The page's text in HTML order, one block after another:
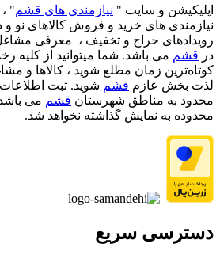
اپلیکیشن و سایت " نیازمندی های قشم"
نیازمندی های خرید و فروش کالاهای نو
رویدادهای حراج و تخفیف ، معرفی
در قشم می باشد. شما میتوانید از کلیه
کوتاه‌ترین زمان مطلع شوید ، کالاها و
لذت بخش عازم قشم شوید. ثبت
محدود به مناطق شهرستان قشم می
محدوده به نمایش گذاشته نخواهد شد.
دسترسی سریع